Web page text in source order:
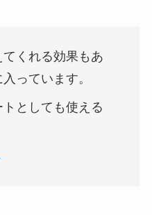
くれる効果もあ
っています。
としても使える